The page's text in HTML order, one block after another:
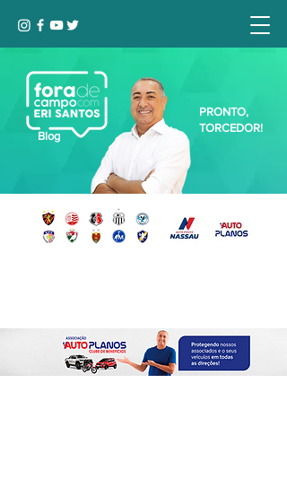
Blog
PRONTO,
TORCEDOR!